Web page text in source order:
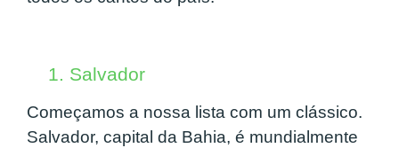
1. Salvador
Começamos a nossa lista com um clássico.
Salvador, capital da Bahia, é mundialmente